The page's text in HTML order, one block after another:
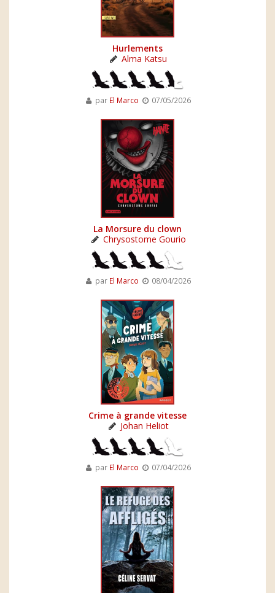
Hurlements
Alma Katsu
par El Marco 07/05/2026
La Morsure du clown
Chrysostome Gourio
par El Marco 08/04/2026
Crime à grande vitesse
Johan Heliot
par El Marco 07/04/2026